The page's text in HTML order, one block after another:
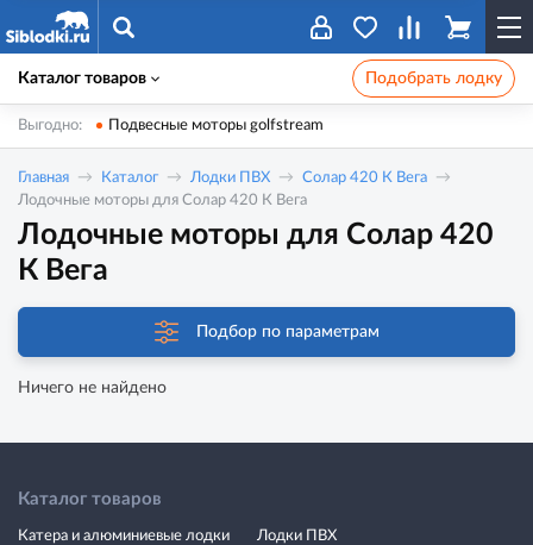
Каталог товаров Подобрать лодку
Выгодно: Подвесные моторы golfstream
Главная Каталог Лодки ПВХ
Солар 420 К Вега
Лодочные моторы для Солар 420 К Вега
Лодочные моторы для Солар 420
К Вега
Подбор по параметрам
Ничего не найдено
Каталог товаров
Катера и алюминиевые лодки Лодки ПВХ